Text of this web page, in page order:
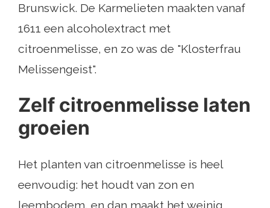
Brunswick. De Karmelieten maakten vanaf
1611 een alcoholextract met
citroenmelisse, en zo was de "Klosterfrau
Melissengeist".
Zelf citroenmelisse laten
groeien
Het planten van citroenmelisse is heel
eenvoudig: het houdt van zon en
leembodem, en dan maakt het weinig